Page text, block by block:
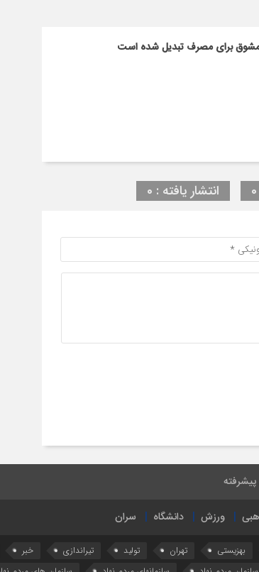
مشوق برای مصرف تبدیل شده است
انتشار یافته : 0
ورزش دانشگاه سران
بهزیستی تهران تولید تیراندازی خبر